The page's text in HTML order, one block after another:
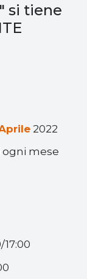
" si tiene
2022
ogni mese
17:00